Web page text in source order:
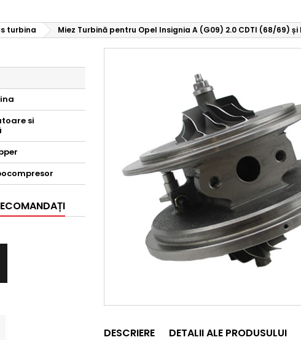
turbina Miez Turbină pentru Opel Insignia A (G09) 2.0 CDTI (68/69)
si
DESCRIERE DETALII ALE PRODUSULUI